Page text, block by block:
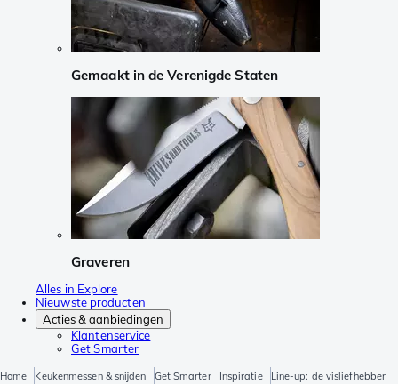
Gemaakt in de Verenigde Staten
Graveren
Alles in Explore
Nieuwste producten
Acties & aanbiedingen
Klantenservice
Get Smarter
Home Keukenmessen & snijden Get Smarter Inspiratie Line-up: de visliefhebber